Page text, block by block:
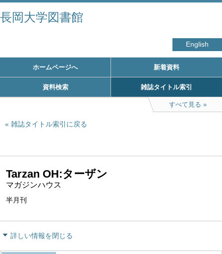
長岡大学図書館
English
ホームページへ 新着資料
資料検索 雑誌タイトル索引
すべて見る
雑誌タイトル索引に戻る
Tarzan OH:ターザン
マガジンハウス
半月刊
詳しい情報を閉じる